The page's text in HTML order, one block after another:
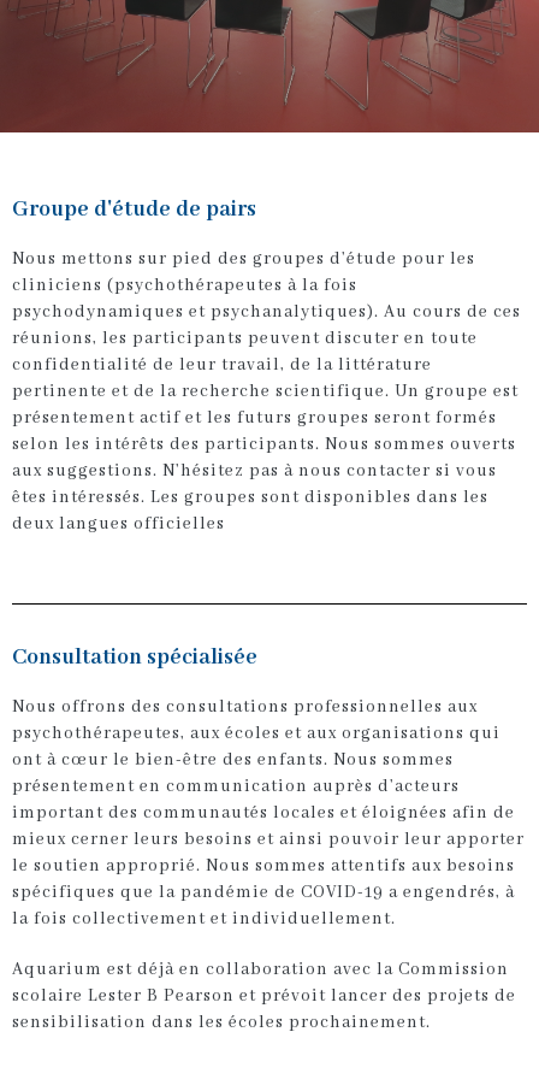
Groupe d'étude de pairs
Nous mettons sur pied des groupes d’étude pour les
cliniciens (psychothérapeutes à la fois
psychodynamiques et psychanalytiques). Au cours de ces
réunions, les participants peuvent discuter en toute
confidentialité de leur travail, de la littérature
pertinente et de la recherche scientifique. Un groupe est
présentement actif et les futurs groupes seront formés
selon les intérêts des participants. Nous sommes ouverts
aux suggestions. N’hésitez pas à nous contacter si vous
êtes intéressés. Les groupes sont disponibles dans les
deux langues officielles
Consultation spécialisée
Nous offrons des consultations professionnelles aux
psychothérapeutes, aux écoles et aux organisations qui
ont à cœur le bien-être des enfants. Nous sommes
présentement en communication auprès d’acteurs
important des communautés locales et éloignées afin de
mieux cerner leurs besoins et ainsi pouvoir leur apporter
le soutien approprié. Nous sommes attentifs aux besoins
spécifiques que la pandémie de COVID-19 a engendrés, à
la fois collectivement et individuellement.
Aquarium est déjà en collaboration avec la Commission
scolaire Lester B Pearson et prévoit lancer des projets de
sensibilisation dans les écoles prochainement.